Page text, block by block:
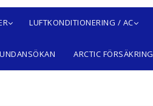
LUFTKONDITIONERING / AC
ARCTIC FÖRSÄKRING